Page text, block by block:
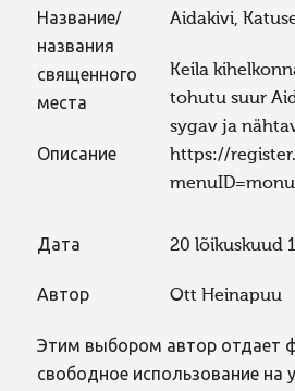
Название/
названия
священного
места
Aidakivi,
Описание
Keila
tohutu suur
sygav ja
https://
Дата 20 lõikuskuud
Автор Ott Heinapuu
Этим выбором автор отдает
свободное использование на